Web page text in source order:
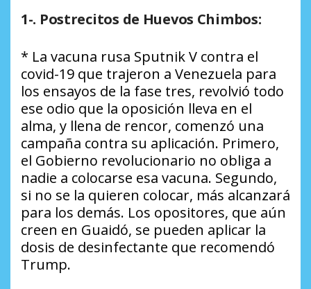
1-. Postrecitos de Huevos Chimbos:
* La vacuna rusa Sputnik V contra el
covid-19 que trajeron a Venezuela para
los ensayos de la fase tres, revolvió todo
ese odio que la oposición lleva en el
alma, y llena de rencor, comenzó una
campaña contra su aplicación. Primero,
el Gobierno revolucionario no obliga a
nadie a colocarse esa vacuna. Segundo,
si no se la quieren colocar, más alcanzará
para los demás. Los opositores, que aún
creen en Guaidó, se pueden aplicar la
dosis de desinfectante que recomendó
Trump.